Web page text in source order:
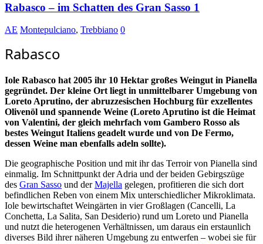
Rabasco – im Schatten des Gran Sasso 1
AE Montepulciano, Trebbiano 0
Rabasco
Iole Rabasco hat 2005 ihr 10 Hektar großes Weingut in Pianella
gegründet. Der kleine Ort liegt in unmittelbarer Umgebung von
Loreto Aprutino, der abruzzesischen Hochburg für exzellentes
Olivenöl und spannende Weine (Loreto Aprutino ist die Heimat
von Valentini, der gleich mehrfach vom Gambero Rosso als
bestes Weingut Italiens geadelt wurde und von De Fermo,
dessen Weine man ebenfalls adeln sollte).
Die geographische Position und mit ihr das Terroir von Pianella sind
einmalig. Im Schnittpunkt der Adria und der beiden Gebirgszüge
des Gran Sasso und derMajella gelegen, profitieren die sich dort
befindlichen Reben von einem Mix unterschiedlicher Mikroklimata.
Iole bewirtschaftet Weingärten in vier Großlagen (Cancelli, La
Conchetta, La Salita, San Desiderio) rund um Loreto und Pianella
und nutzt die heterogenen Verhältnissen, um daraus ein erstaunlich
diverses Bild ihrer näheren Umgebung zu entwerfen – wobei sie für